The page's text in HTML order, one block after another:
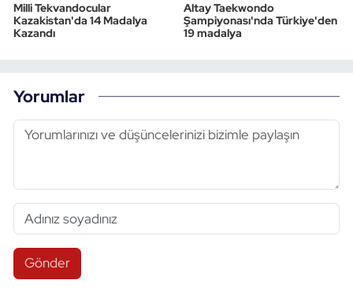
Milli Tekvandocular
Kazakistan'da 14 Madalya
Kazandı
Altay Taekwondo
Şampiyonası'nda Türkiye'den
19 madalya
Yorumlar
Gönder